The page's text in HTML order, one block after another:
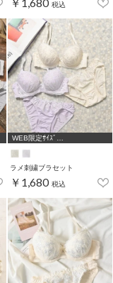
税込
WEB限定ｻｲｽﾞ
ラメ刺繍ブラセット
￥1,680 税込